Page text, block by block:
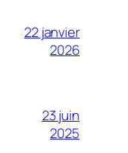
22 janvier
2026
23 juin
2025